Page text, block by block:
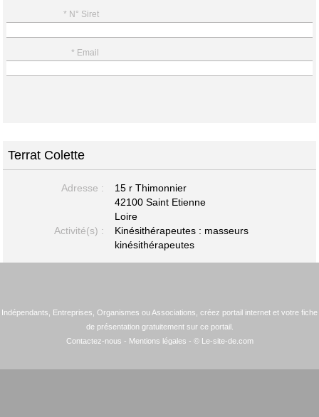
* N° Siret
* Email
Terrat Colette
Adresse :
15 r Thimonnier
42100 Saint Etienne
Loire
Activité(s) :
Kinésithérapeutes : masseurs
kinésithérapeutes
Indépendants, Entreprises, Organismes ou Associations, créez portail internet et votre fiche
de présentation gratuitement sur ce portail.
Contactez-nous - Mentions légales - © Le-site-de.com